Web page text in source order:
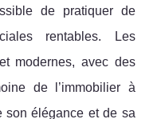
de pratiquer de
rentables. Les
modernes, avec des
de l’immobilier à
son élégance et de sa